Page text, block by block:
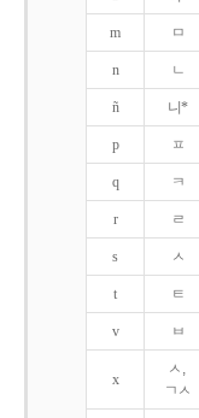
m ㅁ
n ㄴ
ñ 니*
p ㅍ
q ㅋ
r ㄹ
s ㅅ
t ㅌ
v ㅂ
x
ㅅ,
ㄱㅅ